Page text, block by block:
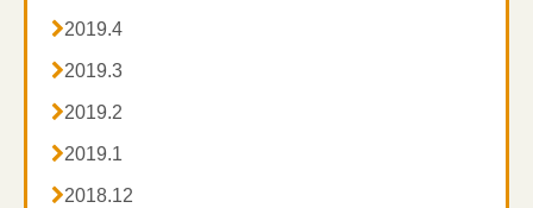
2019.4
2019.3
2019.2
2019.1
2018.12